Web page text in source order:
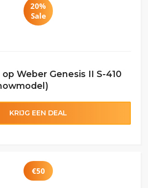
20%
Sale
Weber Genesis II S-410
KRIJG EEN DEAL
€50